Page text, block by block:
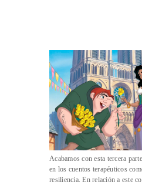
Acabamos con esta tercera
en los cuentos terapéuticos
resiliencia. En relación a este